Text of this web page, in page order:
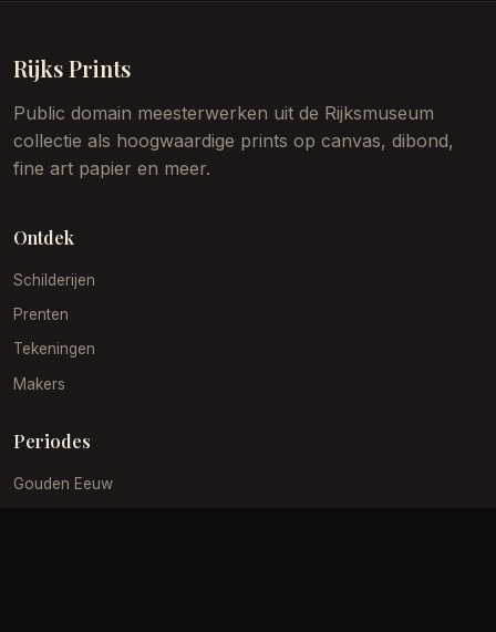
Rijks Prints
Public domain meesterwerken uit de Rijksmuseum
collectie als hoogwaardige prints op canvas, dibond,
fine art papier en meer.
Ontdek
Schilderijen
Prenten
Tekeningen
Makers
Periodes
Gouden Eeuw